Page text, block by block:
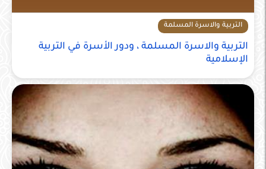
التربية والاسرة المسلمة
التربية والاسرة المسلمة ، ودور الأسرة في التربية
الإسلامية